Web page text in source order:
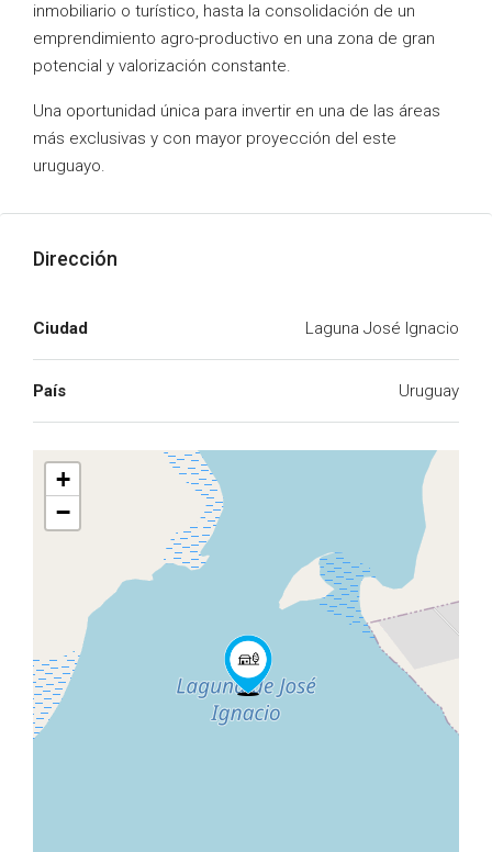
inmobiliario o turístico, hasta la consolidación de un
emprendimiento agro-productivo en una zona de gran
potencial y valorización constante.
Una oportunidad única para invertir en una de las áreas
más exclusivas y con mayor proyección del este
uruguayo.
Dirección
Ciudad Laguna José Ignacio
País Uruguay
+
−